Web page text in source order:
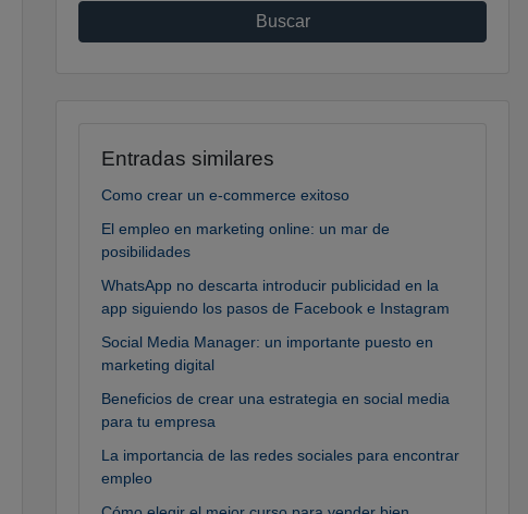
Entradas similares
Como crear un e-commerce exitoso
El empleo en marketing online: un mar de
posibilidades
WhatsApp no descarta introducir publicidad en la
app siguiendo los pasos de Facebook e Instagram
Social Media Manager: un importante puesto en
marketing digital
Beneficios de crear una estrategia en social media
para tu empresa
La importancia de las redes sociales para encontrar
empleo